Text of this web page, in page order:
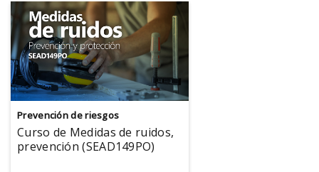
Prevención de riesgos
Curso de Medidas de ruidos,
prevención (SEAD149PO)